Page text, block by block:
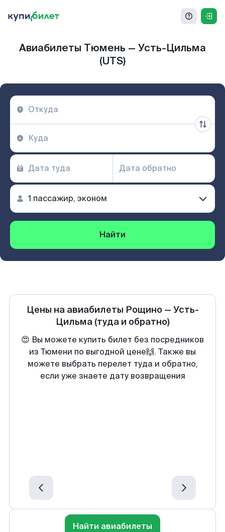
Авиабилеты Тюмень — Усть-Цильма
(UTS)
Найти
Цены на авиабилеты Рощино— Усть-
Цильма (туда и обратно)
😍 Вы можете купить билет без посредников
из Тюмени по выгодной цене🙌. Также вы
можете выбрать перелет туда и обратно,
если уже знаете дату возвращения
Найти авиабилеты